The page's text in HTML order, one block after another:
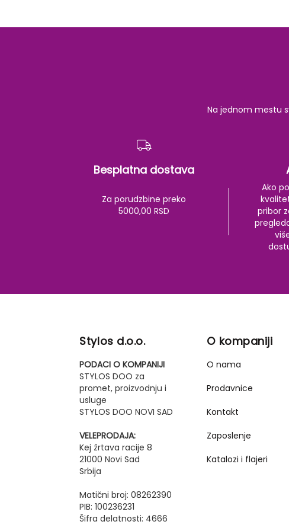
Na jednom mestu
Besplatna dostava
Za porudzbine preko
5000,00 RSD
Ako
pribor
Stylos d.o.o.
PODACI O KOMPANIJI
STYLOS DOO za
promet, proizvodnju i
usluge
STYLOS DOO NOVI SAD
VELEPRODAJA:
Kej žrtava racije 8
21000 Novi Sad
Srbija
Matični broj: 08262390
PIB: 100236231
Šifra delatnosti: 4666
O kompaniji
O nama
Prodavnice
Kontakt
Zaposlenje
Katalozi i flajeri